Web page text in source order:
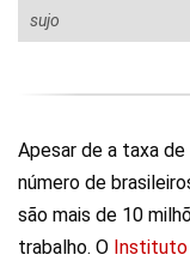
sujo
Apesar de a taxa
número de
são mais de 10
trabalho. O